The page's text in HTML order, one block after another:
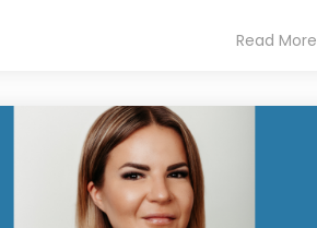
Read More